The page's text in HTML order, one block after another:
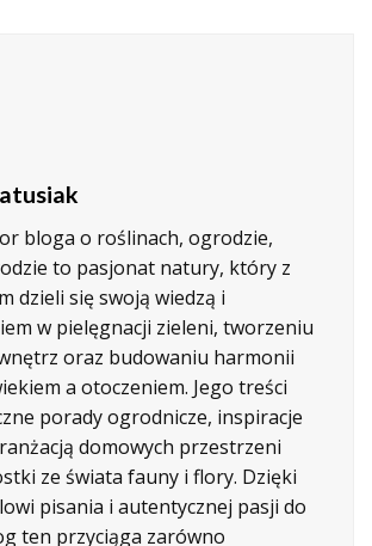
bloga o roślinach, ogrodzie,
to pasjonat natury, który z
dzieli się swoją wiedzą i
w pielęgnacji zieleni, tworzeniu
oraz budowaniu harmonii
a otoczeniem. Jego treści
porady ogrodnicze, inspiracje
domowych przestrzeni
ze świata fauny i flory. Dzięki
pisania i autentycznej pasji do
ten przyciąga zarówno